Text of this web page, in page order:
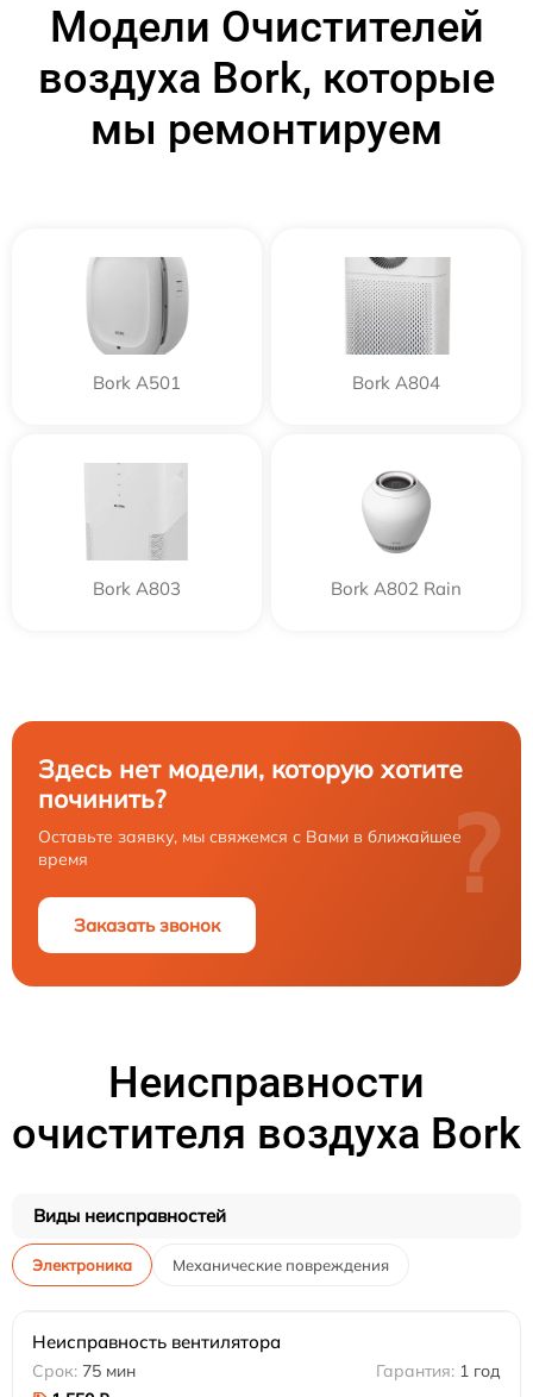
Модели Очистителей
воздуха Bork, которые
мы ремонтируем
Bork A501 Bork A804
Bork A803 Bork A802 Rain
Здесь нет модели, которую хотите
починить?
Оставьте заявку, мы свяжемся с Вами в ближайшее
время
Заказать звонок
?
Неисправности
очистителя воздуха Bork
Виды неисправностей
Электроника Механические повреждения
Неисправность вентилятора
75 мин
1 год